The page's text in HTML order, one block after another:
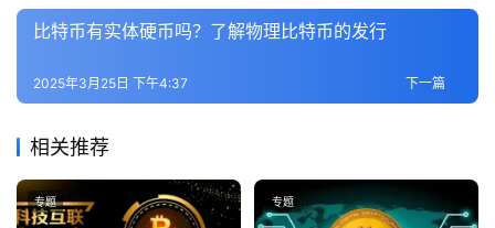
比特币有实体硬币吗？了解物理比特币的发行
下一篇
2025年3月25日 下午4:37
相关推荐
专题 专题